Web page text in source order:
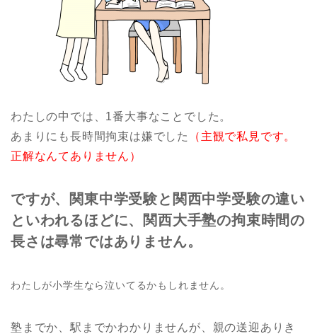
わたしの中では、1番大事なことでした。
あまりにも長時間拘束は嫌でした
（主観で私見です。
正解なんてありません）
ですが、関東中学受験と関西中学受験の違い
といわれるほどに、関西大手塾の拘束時間の
長さは尋常ではありません。
わたしが小学生なら泣いてるかもしれません。
塾までか、駅までかわかりませんが、親の送迎ありき